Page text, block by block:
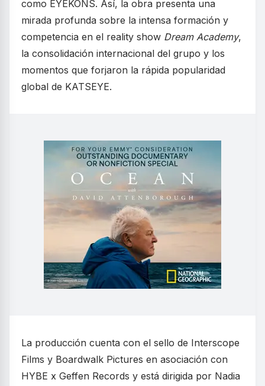
como EYEKONS. Así, la obra presenta una
mirada profunda sobre la intensa formación y
competencia en el reality show Dream Academy,
la consolidación internacional del grupo y los
momentos que forjaron la rápida popularidad
global de KATSEYE.
La producción cuenta con el sello de Interscope
Films y Boardwalk Pictures en asociación con
HYBE x Geffen Records y está dirigida por Nadia